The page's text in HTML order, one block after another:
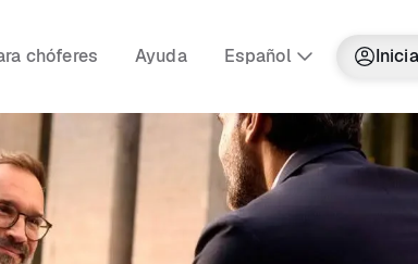
chóferes Ayuda Español